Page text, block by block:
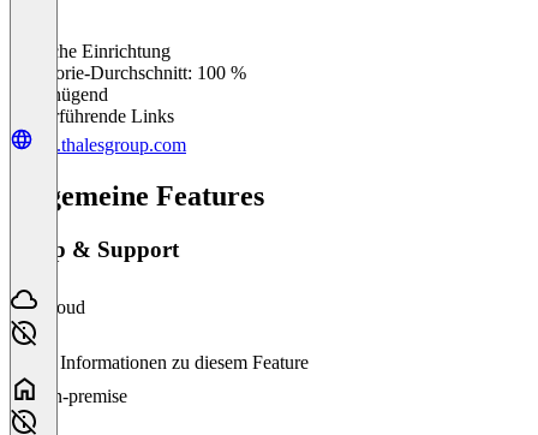
Einfache Einrichtung
Kategorie-Durchschnitt: 100 %
Ungenügend
Weiterführende Links
cpl.thalesgroup.com
Allgemeine Features
Setup & Support
Cloud
Keine Informationen zu diesem Feature
On-premise